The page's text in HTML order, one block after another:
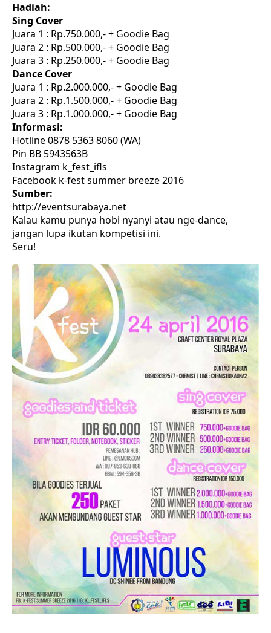
Hadiah:
Sing Cover
Juara 1 : Rp.750.000,- + Goodie Bag
Juara 2 : Rp.500.000,- + Goodie Bag
Juara 3 : Rp.250.000,- + Goodie Bag
Dance Cover
Juara 1 : Rp.2.000.000,- + Goodie Bag
Juara 2 : Rp.1.500.000,- + Goodie Bag
Juara 3 : Rp.1.000.000,- + Goodie Bag
Informasi:
Hotline 0878 5363 8060 (WA)
Pin BB 5943563B
Instagram k_fest_ifls
Facebook k-fest summer breeze 2016
Sumber:
http://eventsurabaya.net
Kalau kamu punya hobi nyanyi atau nge-dance,
jangan lupa ikutan kompetisi ini.
Seru!